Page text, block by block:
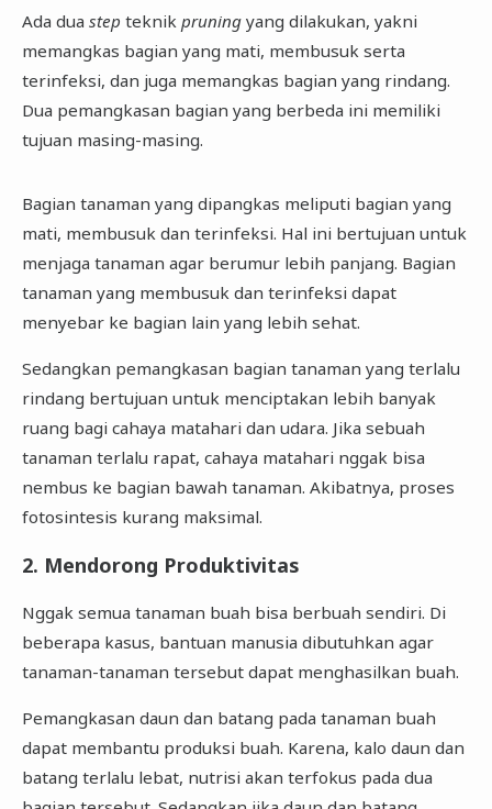
Ada dua step teknik pruningyang dilakukan, yakni
memangkas bagian yang mati, membusuk serta
terinfeksi, dan juga memangkas bagian yang rindang.
Dua pemangkasan bagian yang berbeda ini memiliki
tujuan masing-masing.
Bagian tanaman yang dipangkas meliputi bagian yang
mati, membusuk dan terinfeksi. Hal ini bertujuan untuk
menjaga tanaman agar berumur lebih panjang. Bagian
tanaman yang membusuk dan terinfeksi dapat
menyebar ke bagian lain yang lebih sehat.
Sedangkan pemangkasan bagian tanaman yang terlalu
rindang bertujuan untuk menciptakan lebih banyak
ruang bagi cahaya matahari dan udara. Jika sebuah
tanaman terlalu rapat, cahaya matahari nggak bisa
nembus ke bagian bawah tanaman. Akibatnya, proses
fotosintesis kurang maksimal.
2. Mendorong Produktivitas
Nggak semua tanaman buah bisa berbuah sendiri. Di
beberapa kasus, bantuan manusia dibutuhkan agar
tanaman-tanaman tersebut dapat menghasilkan buah.
Pemangkasan daun dan batang pada tanaman buah
dapat membantu produksi buah. Karena, kalo daun dan
batang terlalu lebat, nutrisi akan terfokus pada dua